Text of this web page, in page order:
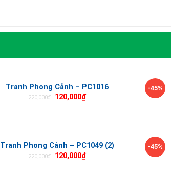
Tranh Phong Cảnh – PC1016
220,000₫ 120,000₫
-45%
Tranh Phong Cảnh – PC1049 (2)
220,000₫ 120,000₫
-45%